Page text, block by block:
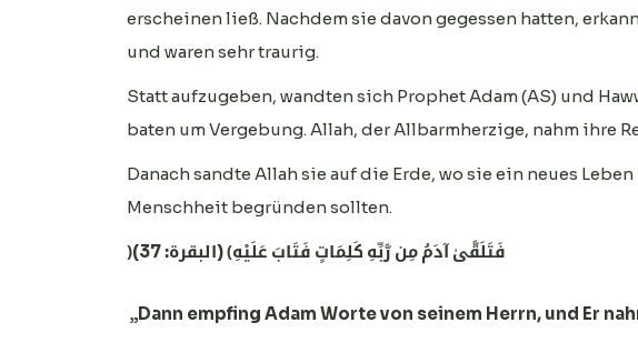
erscheinen ließ. Nachdem sie davon gegessen hatten,
und waren sehr traurig.
Statt aufzugeben, wandten sich Prophet Adam (AS) und
baten um Vergebung. Allah, der Allbarmherzige, nahm ihre
Danach sandte Allah sie auf die Erde, wo sie ein neues
Menschheit begründen sollten.
﴿فَتَلَقَّىٰ آدَمُ مِن رَّبِّهِ كَلِمَاتٍ فَتَابَ عَلَيْهِ﴾ (البقرة: 37)
„Dann empfing Adam Worte von seinem Herrn, und Er